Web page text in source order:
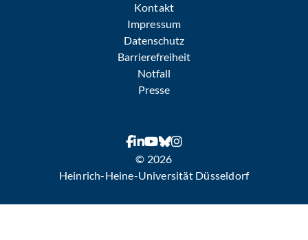
Kontakt
Impressum
Datenschutz
Barrierefreiheit
Notfall
Presse
© 2026
Heinrich-Heine-Universität Düsseldorf